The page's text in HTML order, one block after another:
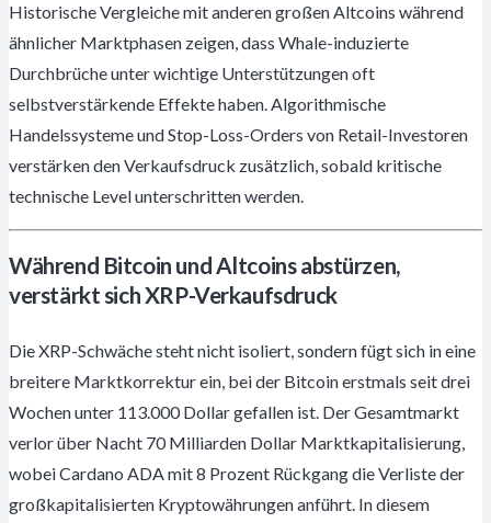
Historische Vergleiche mit anderen großen Altcoins während
ähnlicher Marktphasen zeigen, dass Whale-induzierte
Durchbrüche unter wichtige Unterstützungen oft
selbstverstärkende Effekte haben. Algorithmische
Handelssysteme und Stop-Loss-Orders von Retail-Investoren
verstärken den Verkaufsdruck zusätzlich, sobald kritische
technische Level unterschritten werden.
Während Bitcoin und Altcoins abstürzen,
verstärkt sich XRP-Verkaufsdruck
Die XRP-Schwäche steht nicht isoliert, sondern fügt sich in eine
breitere Marktkorrektur ein, bei der Bitcoin erstmals seit drei
Wochen unter 113.000 Dollar gefallen ist. Der Gesamtmarkt
verlor über Nacht 70 Milliarden Dollar Marktkapitalisierung,
wobei Cardano ADA mit 8 Prozent Rückgang die Verliste der
großkapitalisierten Kryptowährungen anführt. In diesem